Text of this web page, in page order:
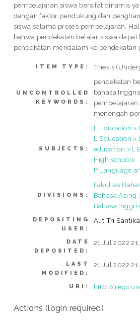
pembelajaran siswa bersifat dinamis
dengan faktor pendukung dan
siswa selama proses pembelajaran.
bahwa pendekatan belajar siswa dapat
pendekatan mendalam ke pendekatan
ITEM TYPE: Thesis
UNCONTROLLED
KEYWORDS:
pendekatan
bahasa
pembelajaran
menengah
SUBJECTS:
L Education >
L Education
education >
High schools
P Language
DIVISIONS:
Fakultas
Bahasa Asing
Bahasa
DEPOSITING
USER:
Alit Tri
DATE
DEPOSITED:
21 Jul 2022
LAST
MODIFIED:
21 Jul 2022
URI: http://
Actions (login required)